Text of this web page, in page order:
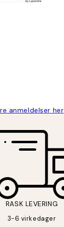
anmeldelser her
RASK LEVERING
3-6 virkedager